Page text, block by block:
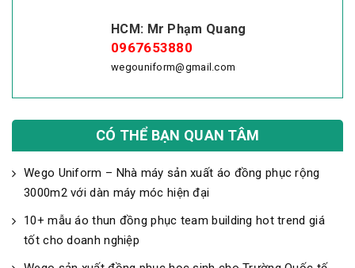
HCM: Mr Phạm Quang
0967653880
CÓ THỂ BẠN QUAN TÂM
Wego Uniform – Nhà máy sản xuất áo đồng phục rộng
10+ mẫu áo thun đồng phục team building hot trend giá